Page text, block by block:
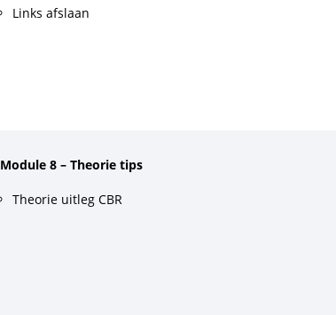
Links afslaan
Module 8 – Theorie tips
Theorie uitleg CBR